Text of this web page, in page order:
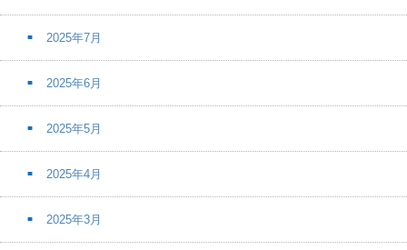
2025年7月
2025年6月
2025年5月
2025年4月
2025年3月